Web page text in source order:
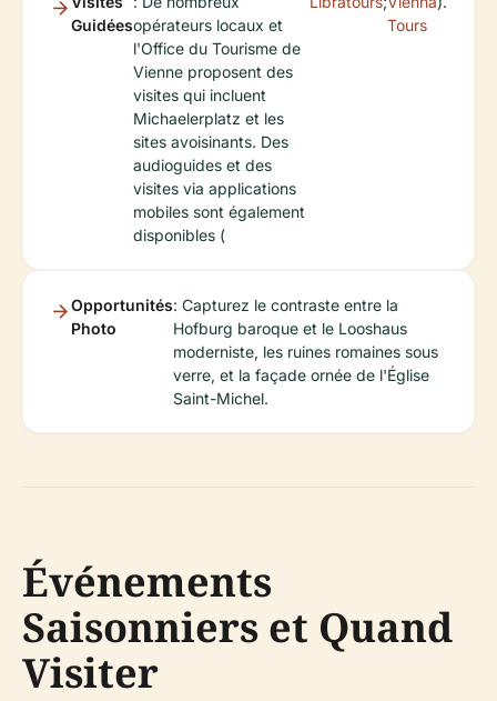
Guidéesopérateurs locaux et
l'Office du Tourisme de
Vienne proposent des
visites qui incluent
Michaelerplatz et les
sites avoisinants. Des
audioguides et des
visites via applications
mobiles sont également
disponibles (
Tours
Opportunités
Photo
: Capturez le contraste entre la
Hofburg baroque et le Looshaus
moderniste, les ruines romaines sous
verre, et la façade ornée de l'Église
Saint-Michel.
Événements
Saisonniers et Quand
Visiter